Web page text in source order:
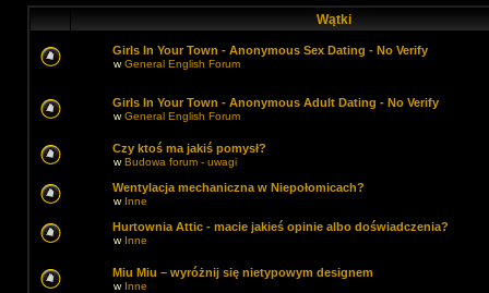
Wątki
Girls In Your Town - Anonymous Sex Dating - No Verify
wGeneral English Forum
Girls In Your Town - Anonymous Adult Dating - No Verify
wGeneral English Forum
Czy ktoś ma jakiś pomysł?
wBudowa forum - uwagi
Wentylacja mechaniczna w Niepołomicach?
w Inne
Hurtownia Attic - macie jakieś opinie albo doświadczenia?
w Inne
Miu Miu – wyróżnij się nietypowym designem
w Inne